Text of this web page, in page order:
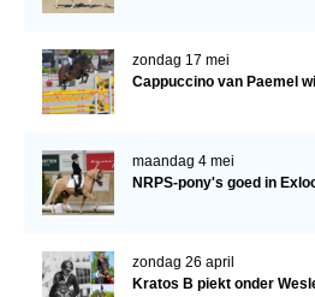
zondag 17 mei
Cappuccino van Paemel
maandag 4 mei
NRPS-pony's goed in
zondag 26 april
Kratos B piekt onder